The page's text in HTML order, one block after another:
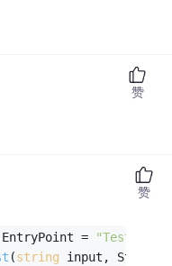
赞
= "Test"
(string input,
赞